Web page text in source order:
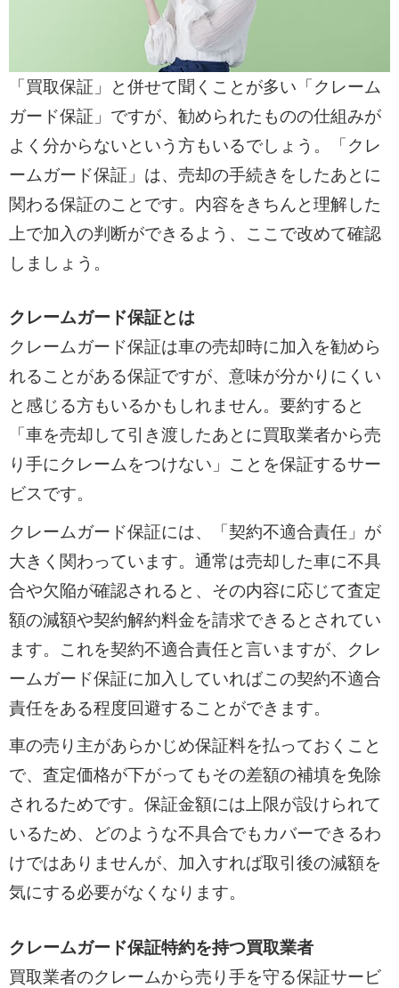
「買取保証」と併せて聞くことが多い「クレーム
ガード保証」ですが、勧められたものの仕組みが
よく分からないという方もいるでしょう。「クレ
ームガード保証」は、売却の手続きをしたあとに
関わる保証のことです。内容をきちんと理解した
上で加入の判断ができるよう、ここで改めて確認
しましょう。
クレームガード保証とは
クレームガード保証は車の売却時に加入を勧めら
れることがある保証ですが、意味が分かりにくい
と感じる方もいるかもしれません。要約すると
「車を売却して引き渡したあとに買取業者から売
り手にクレームをつけない」ことを保証するサー
ビスです。
クレームガード保証には、「契約不適合責任」が
大きく関わっています。通常は売却した車に不具
合や欠陥が確認されると、その内容に応じて査定
額の減額や契約解約料金を請求できるとされてい
ます。これを契約不適合責任と言いますが、クレ
ームガード保証に加入していればこの契約不適合
責任をある程度回避することができます。
車の売り主があらかじめ保証料を払っておくこと
で、査定価格が下がってもその差額の補填を免除
されるためです。保証金額には上限が設けられて
いるため、どのような不具合でもカバーできるわ
けではありませんが、加入すれば取引後の減額を
気にする必要がなくなります。
クレームガード保証特約を持つ買取業者
買取業者のクレームから売り手を守る保証サービ